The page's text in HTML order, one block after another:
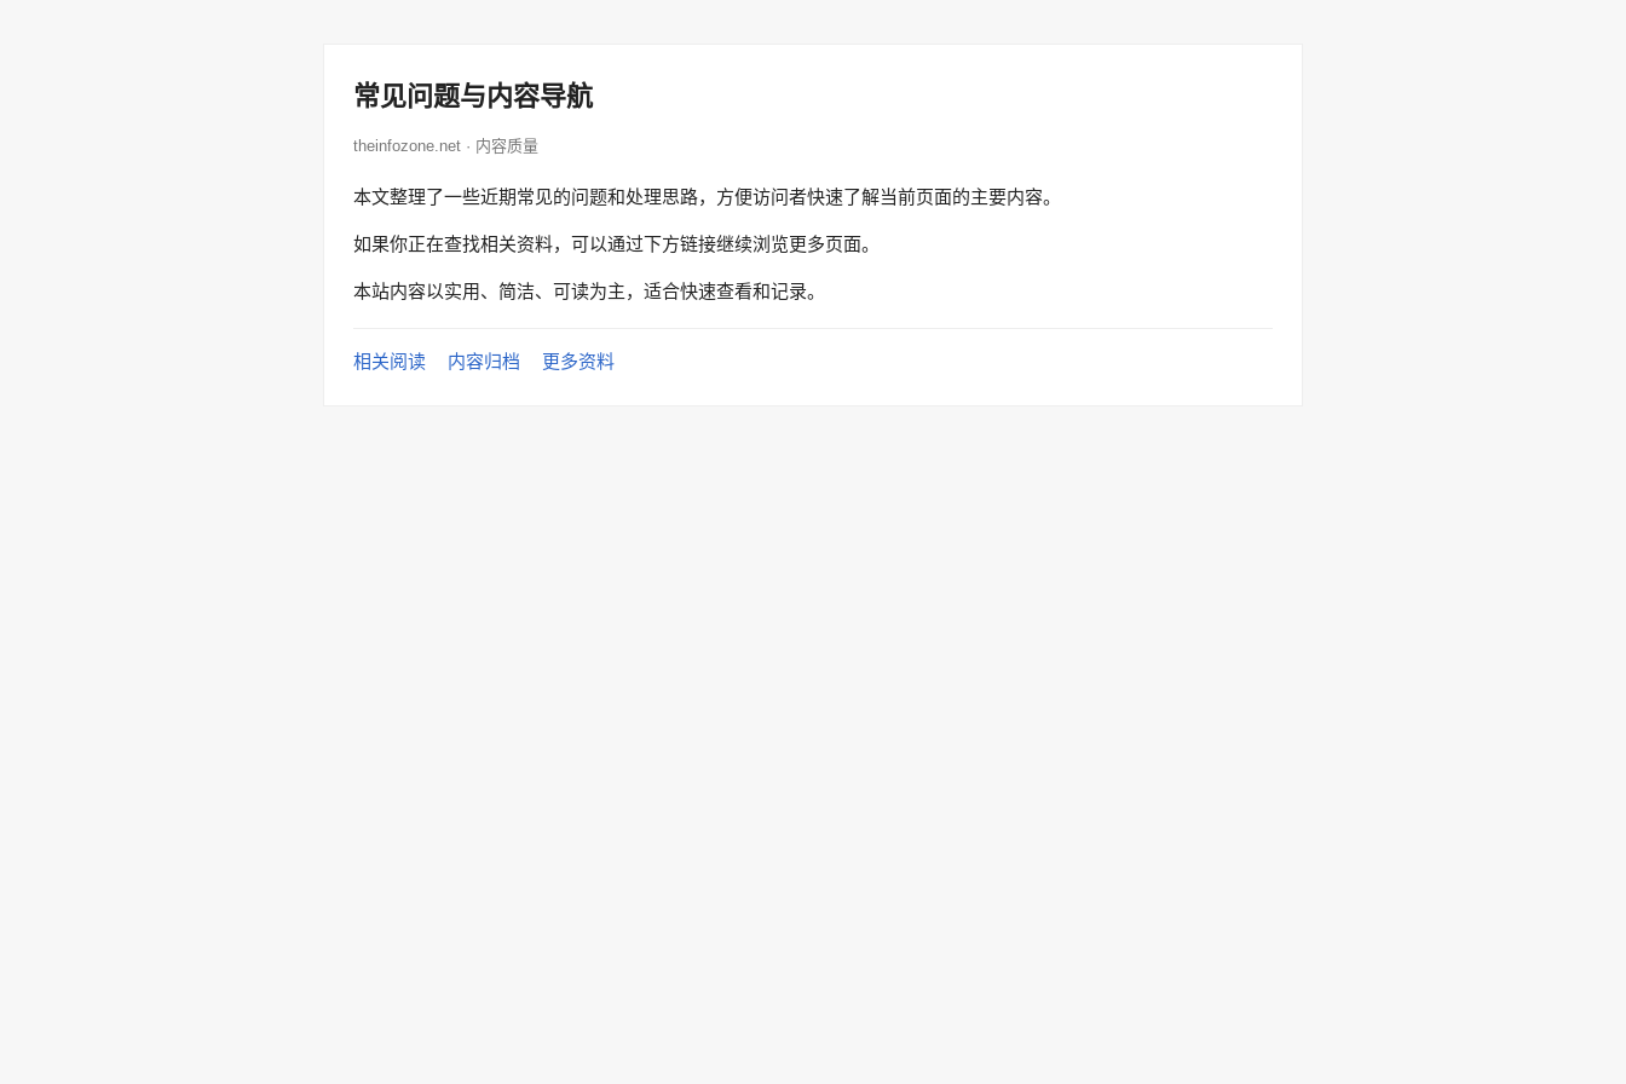
常见问题与内容导航
theinfozone.net · 内容质量
本文整理了一些近期常见的问题和处理思路，方便访问者快速了解当前页面的主要内容。
如果你正在查找相关资料，可以通过下方链接继续浏览更多页面。
本站内容以实用、简洁、可读为主，适合快速查看和记录。
相关阅读 内容归档 更多资料